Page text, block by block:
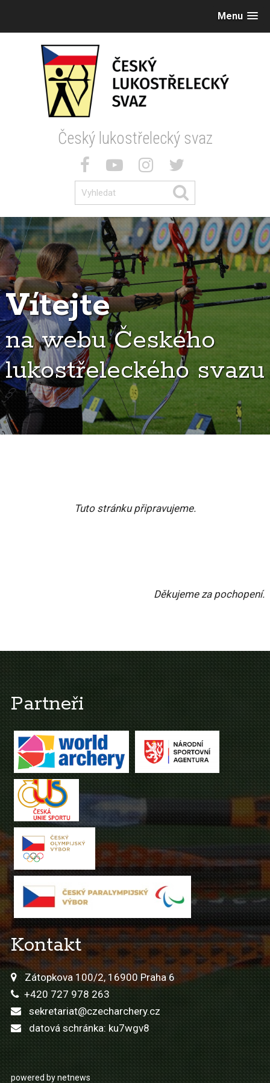
Menu
Český lukostřelecký svaz
Vítejte
na webu Českého
lukostřeleckého svazu
Tuto stránku připravujeme.
Děkujeme za pochopení.
Partneři
Kontakt
Zátopkova 100/2, 16900 Praha 6
+420 727 978 263
sekretariat@czecharchery.cz
datová schránka: ku7wgv8
powered by netnews